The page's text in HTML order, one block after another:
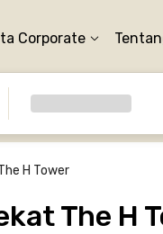
Corporate
H Tower
The H